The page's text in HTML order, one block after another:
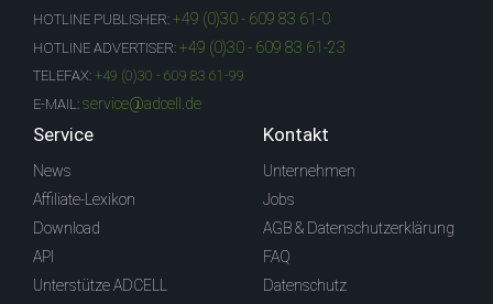
HOTLINE PUBLISHER: +49 (0)30 - 609 83 61-0
HOTLINE ADVERTISER: +49 (0)30 - 609 83 61-23
TELEFAX: +49 (0)30 - 609 83 61-99
E-MAIL: service@adcell.de
Service
News
Affiliate-Lexikon
Download
API
Unterstütze ADCELL
Kontakt
Unternehmen
Jobs
AGB & Datenschutzerklärung
FAQ
Datenschutz